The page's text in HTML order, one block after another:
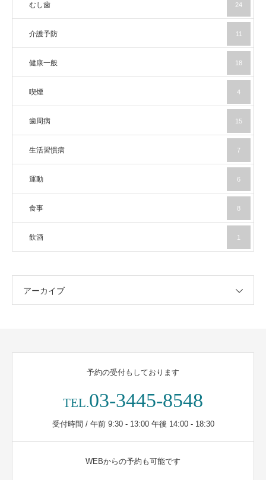
むし歯 24
介護予防 11
健康一般 18
喫煙 4
歯周病 15
生活習慣病 7
運動 6
食事 8
飲酒 1
アーカイブ
予約の受付もしております
TEL.03-3445-8548
受付時間 / 午前 9:30 - 13:00 午後 14:00 - 18:30
WEBからの予約も可能です